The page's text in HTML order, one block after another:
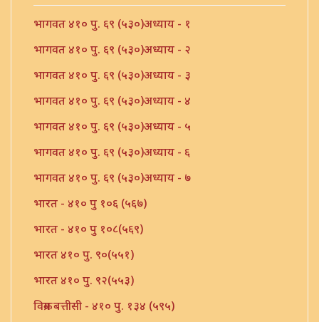
भागवत ४१० पु. ६९ (५३०)अध्याय - १
भागवत ४१० पु. ६९ (५३०)अध्याय - २
भागवत ४१० पु. ६९ (५३०)अध्याय - ३
भागवत ४१० पु. ६९ (५३०)अध्याय - ४
भागवत ४१० पु. ६९ (५३०)अध्याय - ५
भागवत ४१० पु. ६९ (५३०)अध्याय - ६
भागवत ४१० पु. ६९ (५३०)अध्याय - ७
भारत - ४१० पु १०६ (५६७)
भारत - ४१० पु १०८(५६९)
भारत ४१० पु. ९०(५५१)
भारत ४१० पु. ९२(५५३)
विक्रम बत्तीसी - ४१० पु. १३४ (५९५)